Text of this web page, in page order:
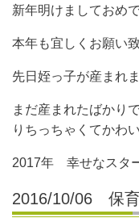
新年明けましておめ
本年も宜しくお願い致
先日姪っ子が産まれ
まだ産まれたばかり
りちっちゃくてかわ
2017年 幸せなスタ
2016/10/06 保